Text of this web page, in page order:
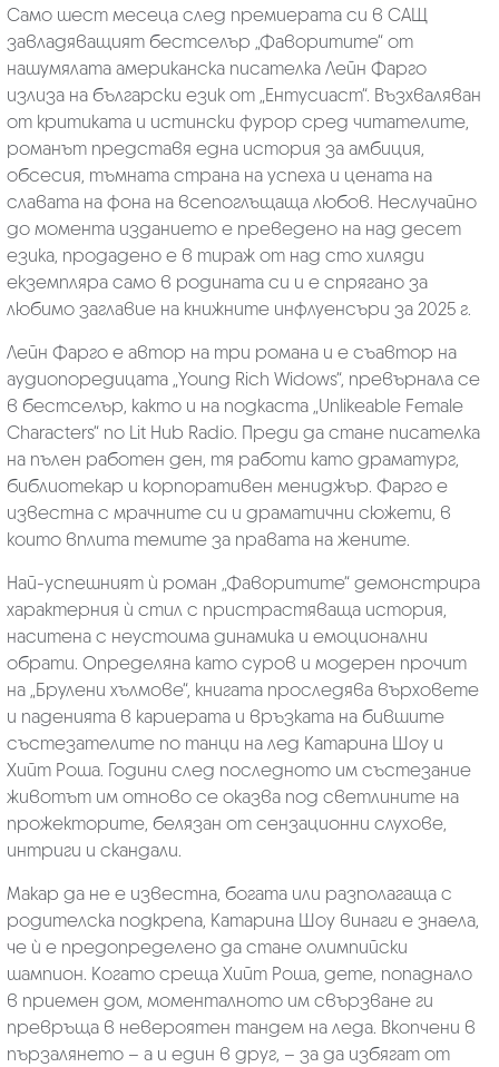
Само шест месеца след премиерата си в САЩ
завладяващият бестселър „Фаворитите“ от
нашумялата американска писателка Лейн Фарго
излиза на български език от „Ентусиаст“. Възхваляван
от критиката и истински фурор сред читателите,
романът представя една история за амбиция,
обсесия, тъмната страна на успеха и цената на
славата на фона на всепоглъщаща любов. Неслучайно
до момента изданието е преведено на над десет
езика, продадено е в тираж от над сто хиляди
екземпляра само в родината си и е спрягано за
любимо заглавие на книжните инфлуенсъри за 2025 г.
Лейн Фарго е автор на три романа и е съавтор на
аудиопоредицата „Young Rich Widows“, превърнала се
в бестселър, както и на подкаста „Unlikeable Female
Characters“ по Lit Hub Radio. Преди да стане писателка
на пълен работен ден, тя работи като драматург,
библиотекар и корпоративен мениджър. Фарго е
известна с мрачните си и драматични сюжети, в
които вплита темите за правата на жените.
Най-успешният ѝ роман „Фаворитите“ демонстрира
характерния ѝ стил с пристрастяваща история,
наситена с неустоима динамика и емоционални
обрати. Определяна като суров и модерен прочит
на „Брулени хълмове“, книгата проследява върховете
и паденията в кариерата и връзката на бившите
състезателите по танци на лед Катарина Шоу и
Хийт Роша. Години след последното им състезание
животът им отново се оказва под светлините на
прожекторите, белязан от сензационни слухове,
интриги и скандали.
Макар да не е известна, богата или разполагаща с
родителска подкрепа, Катарина Шоу винаги е знаела,
че ѝ е предопределено да стане олимпийски
шампион. Когато среща Хийт Роша, дете, попаднало
в приемен дом, моменталното им свързване ги
превръща в невероятен тандем на леда. Вкопчени в
пързалянето – а и един в друг, – за да избягат от